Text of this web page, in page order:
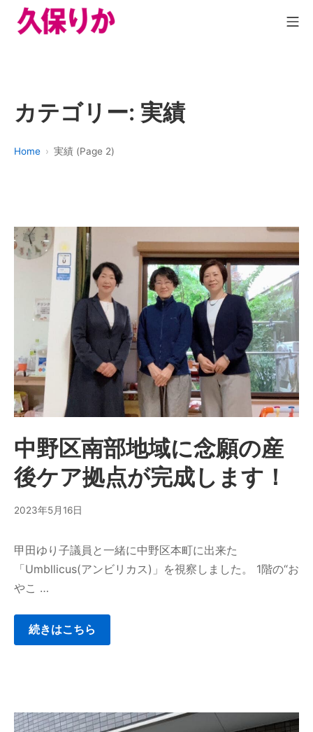
カテゴリー: 実績
Home 実績 (Page 2)
中野区南部地域に念願の産
後ケア拠点が完成します！
2023年5月16日
甲田ゆり子議員と一緒に中野区本町に出来た
「Umbllicus(アンビリカス)」を視察しました。 1階の“お
やこ …
続きはこちら